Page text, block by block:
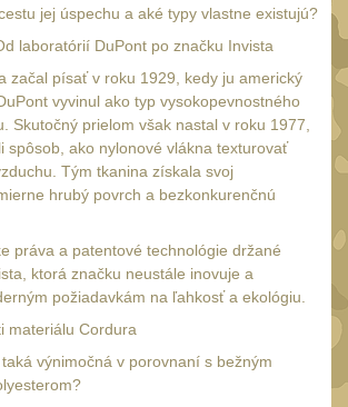
8
10
33
jej úspechu a aké typy vlastne existujú?
laboratórií DuPont po značku Invista
začal písať v roku 1929, kedy ju americký
vyvinul ako typ vysokopevnostného
Skutočný prielom však nastal v roku 1977,
spôsob, ako nylonové vlákna texturovať
Tým tkanina získala svoj
hrubý povrch a bezkonkurenčnú
práva a patentové technológie držané
ktorá značku neustále inovuje a
požiadavkám na ľahkosť a ekológiu.
materiálu Cordura
výnimočná v porovnaní s bežným